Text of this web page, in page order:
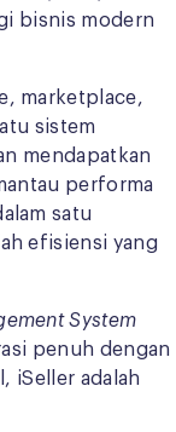
bisnis modern
marketplace,
sistem
mendapatkan
performa
satu
efisiensi yang
System
penuh dengan
iSeller adalah